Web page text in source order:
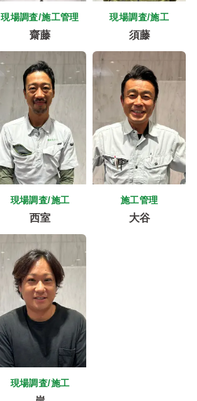
現場調査/施工管理
齋藤
現場調査/施工
須藤
現場調査/施工
西室
施工管理
大谷
現場調査/施工